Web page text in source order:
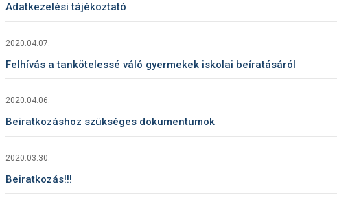
Adatkezelési tájékoztató
2020.04.07.
Felhívás a tankötelessé váló gyermekek iskolai beíratásáról
2020.04.06.
Beiratkozáshoz szükséges dokumentumok
2020.03.30.
Beiratkozás!!!